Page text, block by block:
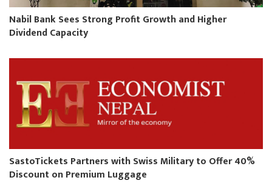
Nabil Bank Sees Strong Profit Growth and Higher
Dividend Capacity
SastoTickets Partners with Swiss Military to Offer 40%
Discount on Premium Luggage